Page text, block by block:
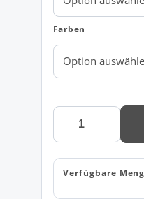
Farben
MASCOT®
ACCELERATE
SAFE
Damen
Soft
Verfügbare